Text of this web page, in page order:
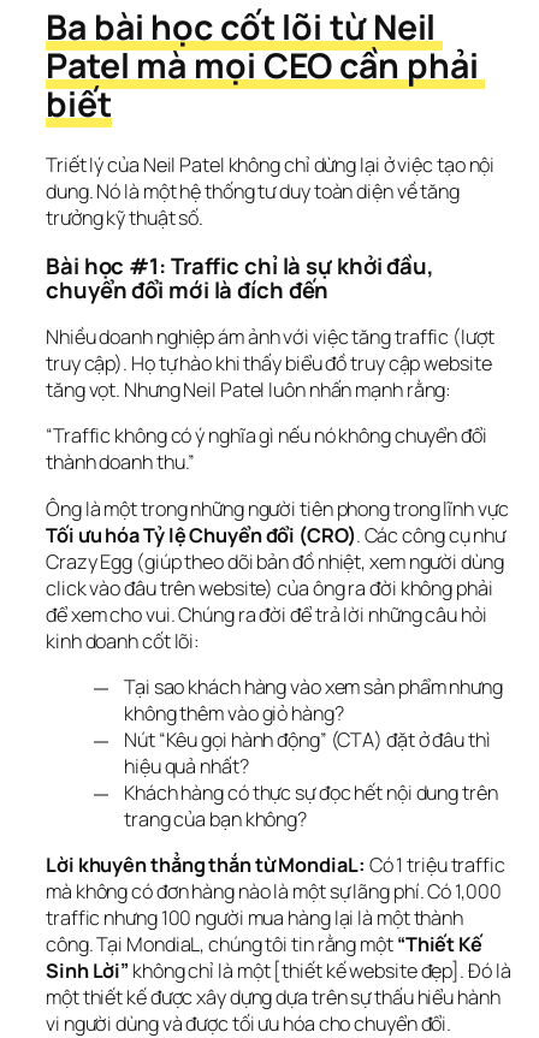
Ba bài học cốt lõi từ Neil
Patel mà mọi CEO cần phải
biết
Triết lý của Neil Patel không chỉ dừng lại ở việc tạo nội
dung. Nó là một hệ thống tư duy toàn diện về tăng
trưởng kỹ thuật số.
Bài học #1: Traffic chỉ là sự khởi đầu,
chuyển đổi mới là đích đến
Nhiều doanh nghiệp ám ảnh với việc tăng traffic (lượt
truy cập). Họ tự hào khi thấy biểu đồ truy cập website
tăng vọt. Nhưng Neil Patel luôn nhấn mạnh rằng:
“Traffic không có ý nghĩa gì nếu nó không chuyển đổi
thành doanh thu.”
Tối ưu hóa Tỷ lệ Chuyển đổi (CRO). Các công cụ như
Crazy Egg (giúp theo dõi bản đồ nhiệt, xem người dùng
click vào đâu trên website) của ông ra đời không phải
để xem cho vui. Chúng ra đời để trả lời những câu hỏi
kinh doanh cốt lõi:
Tại sao khách hàng vào xem sản phẩm nhưng
không thêm vào giỏ hàng?
Nút “Kêu gọi hành động” (CTA) đặt ở đâu thì
hiệu quả nhất?
Khách hàng có thực sự đọc hết nội dung trên
trang của bạn không?
Lời khuyên thẳng thắn từ MondiaL: Có 1 triệu traffic
mà không có đơn hàng nào là một sự lãng phí. Có 1,000
traffic nhưng 100 người mua hàng lại là một thành
công. Tại MondiaL, chúng tôi tin rằng một “Thiết Kế
Sinh Lời” không chỉ là một [thiết kế website đẹp]. Đó là
một thiết kế được xây dựng dựa trên sự thấu hiểu hành
vi người dùng và được tối ưu hóa cho chuyển đổi.